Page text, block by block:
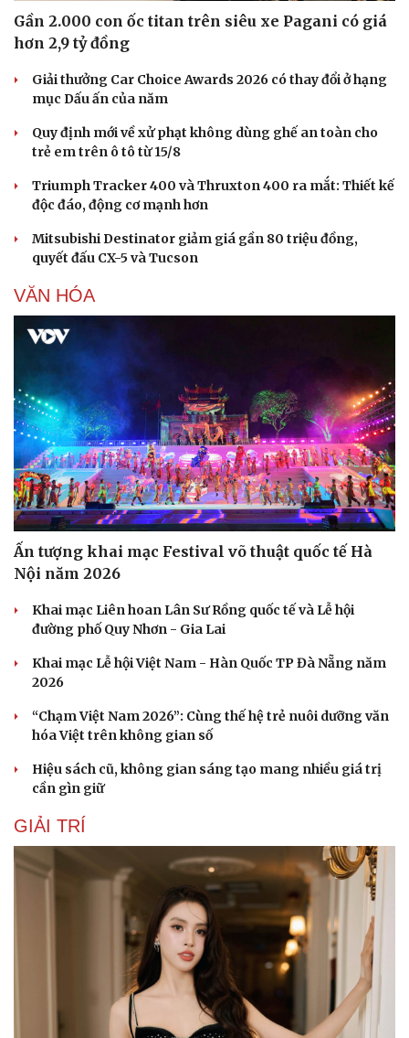
Sức khỏe
Dinh dưỡng - món ngon
Cây thuốc
Sản phụ khoa
Nam khoa
Làm đẹp - giảm cân
Ăn sạch sống khỏe
Đời sống
Nhà đẹp
Blog
Gần 2.000 con ốc titan trên siêu xe Pagani có giá
hơn 2,9 tỷ đồng
Giải thưởng Car Choice Awards 2026 có thay đổi ở hạng
mục Dấu ấn của năm
Quy định mới về xử phạt không dùng ghế an toàn cho
trẻ em trên ô tô từ 15/8
Triumph Tracker 400 và Thruxton 400 ra mắt: Thiết kế
độc đáo, động cơ mạnh hơn
Mitsubishi Destinator giảm giá gần 80 triệu đồng,
quyết đấu CX-5 và Tucson
VĂN HÓA
Ấn tượng khai mạc Festival võ thuật quốc tế Hà
Nội năm 2026
Khai mạc Liên hoan Lân Sư Rồng quốc tế và Lễ hội
đường phố Quy Nhơn - Gia Lai
Khai mạc Lễ hội Việt Nam - Hàn Quốc TP Đà Nẵng năm
2026
“Chạm Việt Nam 2026”: Cùng thế hệ trẻ nuôi dưỡng văn
hóa Việt trên không gian số
Hiệu sách cũ, không gian sáng tạo mang nhiều giá trị
cần gìn giữ
GIẢI TRÍ